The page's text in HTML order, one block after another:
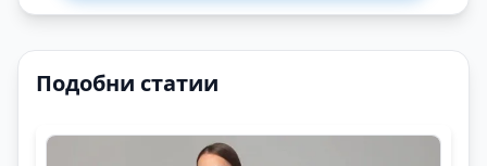
Подобни статии